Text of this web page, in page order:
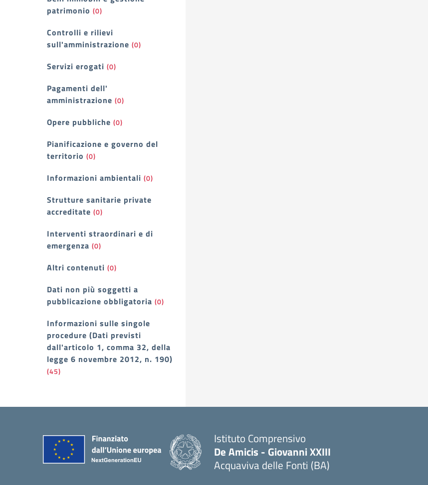
patrimonio (0)
Controlli e rilievi
sull'amministrazione (0)
Servizi erogati (0)
Pagamenti dell'
amministrazione (0)
Opere pubbliche (0)
Pianificazione e governo del
territorio (0)
Informazioni ambientali (0)
Strutture sanitarie private
accreditate (0)
Interventi straordinari e di
emergenza (0)
Altri contenuti (0)
Dati non più soggetti a
pubblicazione obbligatoria (0)
Informazioni sulle singole
procedure (Dati previsti
dall'articolo 1, comma 32, della
legge 6 novembre 2012, n. 190)
(45)
Istituto Comprensivo
De Amicis - Giovanni XXIII
Acquaviva delle Fonti (BA)